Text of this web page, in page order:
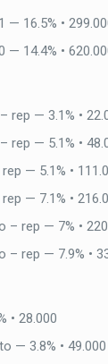
— 16.5% •
— 14.4% •
rep — 3.1% •
rep — 5.1% •
— 5.1% •
— 7.1% •
– rep — 7% •
– rep — 7.9% •
• 28.000
— 3.8% • 49.000